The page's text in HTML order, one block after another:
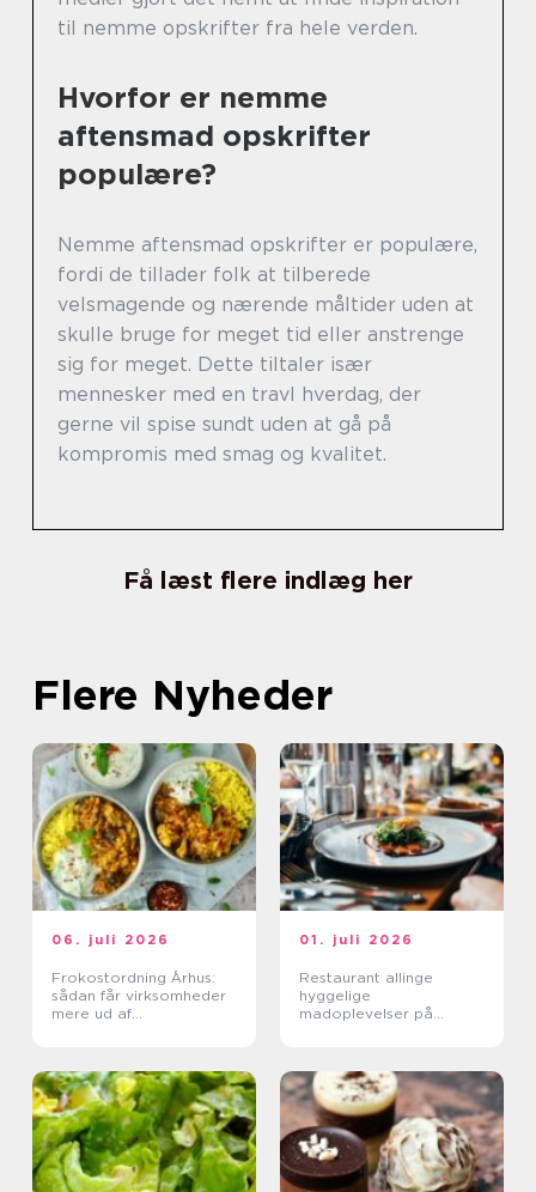
til nemme opskrifter fra hele verden.
Hvorfor er nemme
aftensmad opskrifter
populære?
Nemme aftensmad opskrifter er populære,
fordi de tillader folk at tilberede
velsmagende og nærende måltider uden at
skulle bruge for meget tid eller anstrenge
sig for meget. Dette tiltaler især
mennesker med en travl hverdag, der
gerne vil spise sundt uden at gå på
kompromis med smag og kvalitet.
Få læst flere indlæg her
Flere Nyheder
06. juli 2026
Frokostordning Århus:
sådan får virksomheder
mere ud af
01. juli 2026
Restaurant allinge
hyggelige
madoplevelser på